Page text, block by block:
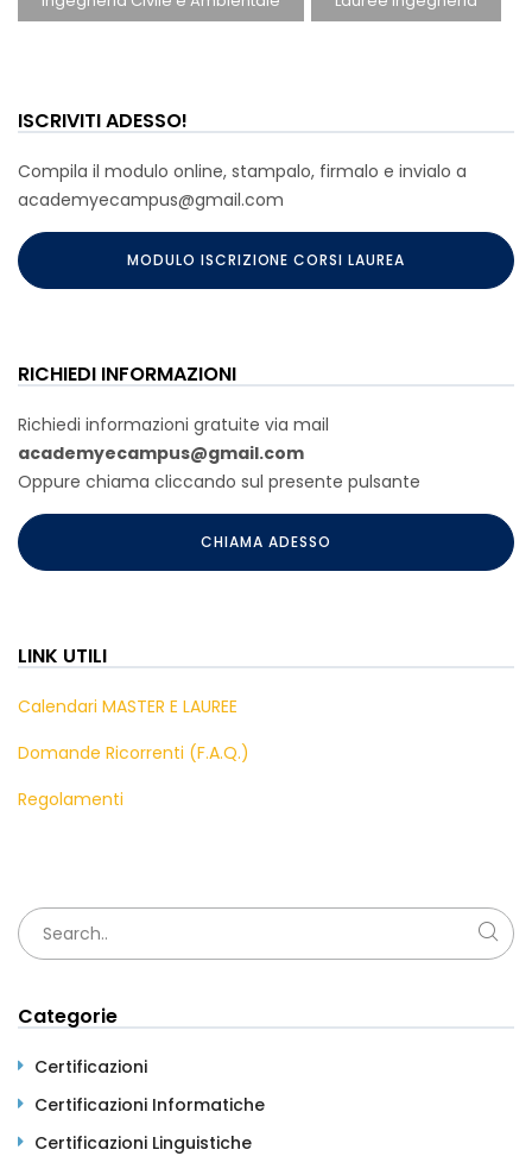
ISCRIVITI ADESSO!
Compila il modulo online, stampalo, firmalo e invialo a
academyecampus@gmail.com
MODULO ISCRIZIONE CORSI LAUREA
RICHIEDI INFORMAZIONI
Richiedi informazioni gratuite via mail
academyecampus@gmail.com
Oppure chiama cliccando sul presente pulsante
CHIAMA ADESSO
LINK UTILI
Calendari MASTER E LAUREE
Domande Ricorrenti (F.A.Q.)
Regolamenti
Categorie
Certificazioni
Certificazioni Informatiche
Certificazioni Linguistiche